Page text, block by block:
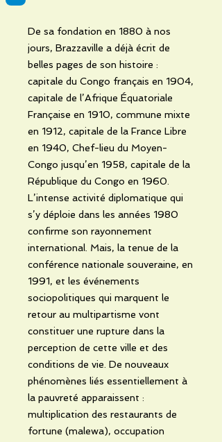
De sa fondation en 1880 à nos
jours, Brazzaville a déjà écrit de
belles pages de son histoire :
capitale du Congo français en 1904,
capitale de l’Afrique Équatoriale
Française en 1910, commune mixte
en 1912, capitale de la France Libre
en 1940, Chef-lieu du Moyen-
Congo jusqu’en 1958, capitale de la
République du Congo en 1960.
L’intense activité diplomatique qui
s’y déploie dans les années 1980
confirme son rayonnement
international. Mais, la tenue de la
conférence nationale souveraine, en
1991, et les événements
sociopolitiques qui marquent le
retour au multipartisme vont
constituer une rupture dans la
perception de cette ville et des
conditions de vie. De nouveaux
phénomènes liés essentiellement à
la pauvreté apparaissent :
multiplication des restaurants de
fortune (malewa), occupation